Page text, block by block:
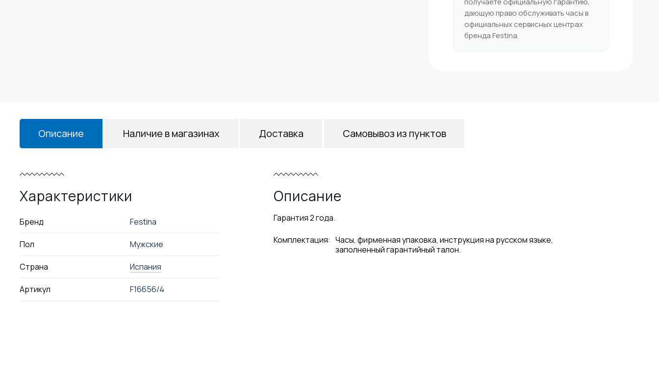
дающую право обслуживать часы в
официальных сервисных центрах
бренда Festina.
Описание
Характеристики
Бренд Festina
Пол Мужские
Страна Испания
Артикул F16656/4
Описание
Гарантия 2 года.
Комплектация: Часы, фирменная упаковка, инструкция на русском языке,
заполненный гарантийный талон.
Наличие в магазинах Доставка Самовывоз из пунктов